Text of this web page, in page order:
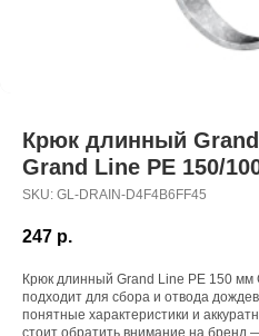
Крюк длинный
Grand Line PE 150/
SKU: GL-DRAIN-D4F4B6FF45
247 р.
Крюк длинный Grand Line PE 150
подходит для сбора и отвода
понятные характеристики и
стоит обратить внимание на